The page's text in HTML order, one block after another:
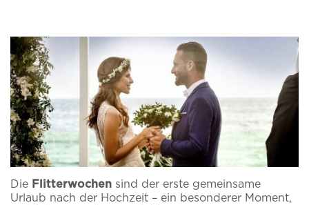
Die Flitterwochen sind der erste gemeinsame
Urlaub nach der Hochzeit – ein besonderer Moment,